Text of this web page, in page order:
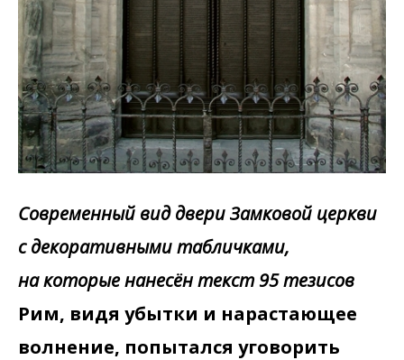
Современный вид двери Замковой церкви
с декоративными табличками,
на которые нанесён текст 95 тезисов
Рим, видя убытки и нарастающее
волнение, попытался уговорить